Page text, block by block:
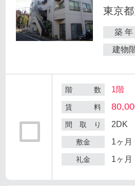
東京
築 年
建物
階 数 1階
賃 料
間 取 り 2DK
敷金 1ヶ月
礼金 1ヶ月